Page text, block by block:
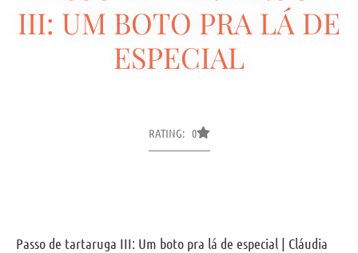
III: UM BOTO PRA LÁ DE
ESPECIAL
RATING: 0
Passo de tartaruga III: Um boto pra lá de especial | Cláudia